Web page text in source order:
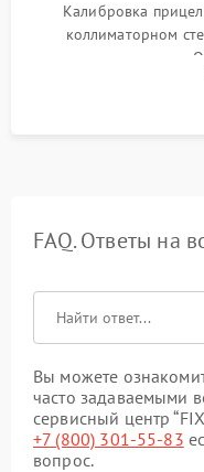
Калибровка
коллиматорном
механизма поправок.
ударном стенде для
FAQ. Ответы на
Вы можете
часто задаваемыми
сервисный центр
+7 (800) 301-55-83
вопрос.